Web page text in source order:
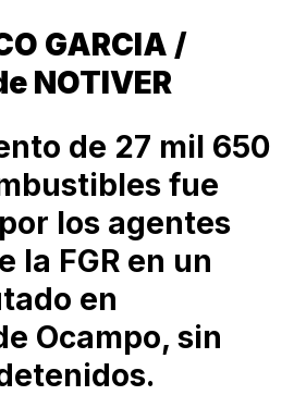
GARCIA /
NOTIVER
de 27 mil 650
fue
los agentes
la FGR en un
en
Ocampo, sin